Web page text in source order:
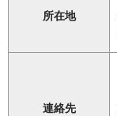
所在地
連絡先